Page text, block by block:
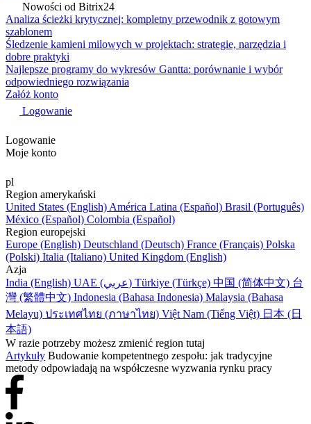
Nowości od Bitrix24
Analiza ścieżki krytycznej: kompletny przewodnik z gotowym
szablonem
Śledzenie kamieni milowych w projektach: strategie, narzędzia i
dobre praktyki
Najlepsze programy do wykresów Gantta: porównanie i wybór
odpowiedniego rozwiązania
Załóż konto
Logowanie
Logowanie
Moje konto
pl
Region amerykański
United States (English) América Latina (Español) Brasil (Português)
México (Español) Colombia (Español)
Region europejski
Europe (English) Deutschland (Deutsch) France (Français) Polska
(Polski) Italia (Italiano) United Kingdom (English)
Azja
India (English)
UAE (عربي) Türkiye (Türkçe) 中国 (简体中文) 台
灣 (繁體中文) Indonesia (Bahasa Indonesia) Malaysia (Bahasa
Melayu) ประเทศไทย (ภาษาไทย) Việt Nam (Tiếng Việt) 日本 (日
本語)
W razie potrzeby możesz zmienić region tutaj
Artykuły Budowanie kompetentnego zespołu: jak tradycyjne
metody odpowiadają na współczesne wyzwania rynku pracy